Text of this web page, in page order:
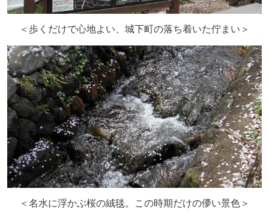
＜歩くだけで心地よい、城下町の落ち着いた佇まい＞
＜名水に浮かぶ桜の絨毯。この時期だけの儚い景色＞